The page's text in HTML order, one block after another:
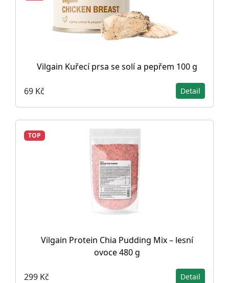
Vilgain Kuřecí prsa se solí a pepřem 100 g
69 Kč Detail
TOP
Vilgain Protein Chia Pudding Mix – lesní
ovoce 480 g
299 Kč Detail